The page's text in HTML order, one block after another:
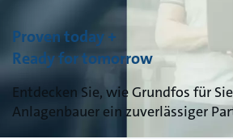
Proven today +
Ready for tomorrow
Entdecken Sie, wie Grundfos für
Anlagenbauer ein zuverlässiger